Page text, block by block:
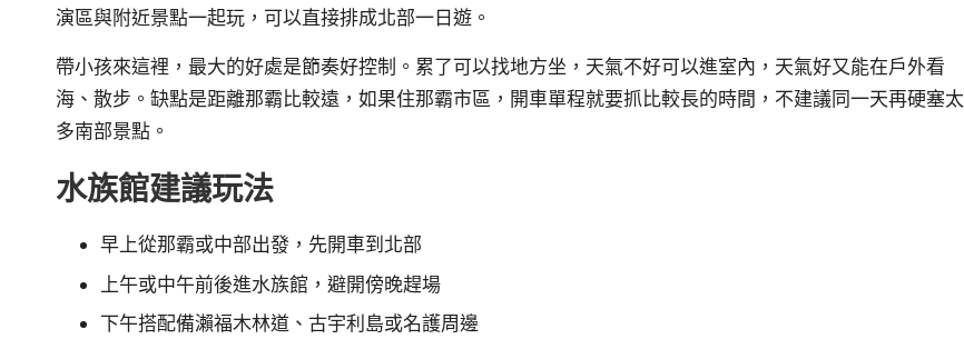
演區與附近景點一起玩，可以直接排成北部一日遊。
帶小孩來這裡，最大的好處是節奏好控制。累了可以找地方坐，天氣不好可以進室內，天氣好又能在戶外看
海、散步。缺點是距離那霸比較遠，如果住那霸市區，開車單程就要抓比較長的時間，不建議同一天再硬塞太
多南部景點。
水族館建議玩法
早上從那霸或中部出發，先開車到北部
上午或中午前後進水族館，避開傍晚趕場
下午搭配備瀨福木林道、古宇利島或名護周邊